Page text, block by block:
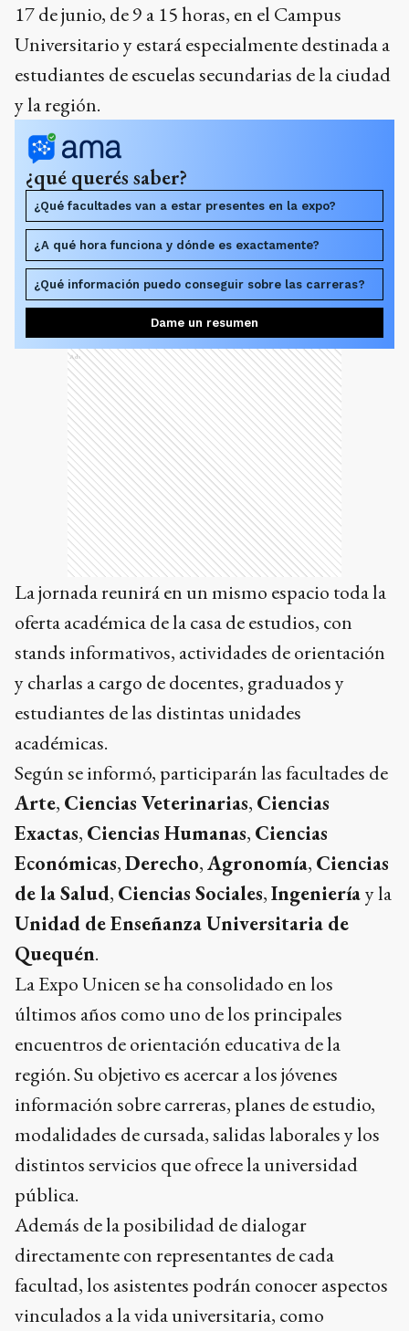
17 de junio, de 9 a 15 horas, en el Campus
Universitario y estará especialmente destinada a
estudiantes de escuelas secundarias de la ciudad
y la región.
¿qué querés saber?
¿Qué facultades van a estar presentes en la expo?
¿A qué hora funciona y dónde es exactamente?
¿Qué información puedo conseguir sobre las carreras?
Dame un resumen
Ads
La jornada reunirá en un mismo espacio toda la
oferta académica de la casa de estudios, con
stands informativos, actividades de orientación
y charlas a cargo de docentes, graduados y
estudiantes de las distintas unidades
académicas.
Según se informó, participarán las facultades de
Arte, Ciencias Veterinarias, Ciencias
Exactas, Ciencias Humanas, Ciencias
Económicas,Derecho,Agronomía, Ciencias
de la Salud, Ciencias Sociales,Ingenieríay la
Unidad de Enseñanza Universitaria de
Quequén.
La Expo Unicen se ha consolidado en los
últimos años como uno de los principales
encuentros de orientación educativa de la
región. Su objetivo es acercar a los jóvenes
información sobre carreras, planes de estudio,
modalidades de cursada, salidas laborales y los
distintos servicios que ofrece la universidad
pública.
Además de la posibilidad de dialogar
directamente con representantes de cada
facultad, los asistentes podrán conocer aspectos
vinculados a la vida universitaria, como